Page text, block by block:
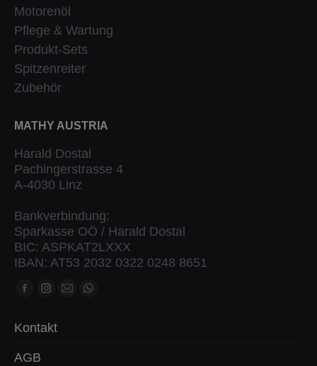
Motorenöl
Pflege & Wartung
Produkt-Sets
Spitzenreiter
Zubehör
MATHY AUSTRIA
Harald Dostal
Pachingerstrasse 4
A-4030 Linz
Bankverbindung:
Sparkasse OÖ / Harald Dostal
BIC: ASPKAT2LXXX
IBAN: AT53 2032 0322 0248 8651
Finden Sie uns auf:
Facebook
öffnet
in
Instagram
öffnet
MailWhatsapp
Kontakt
AGB